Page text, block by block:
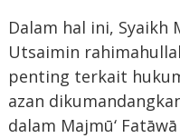
Dalam hal ini, Syaikh
Utsaimin
penting terkait
azan
dalam Majmū‘